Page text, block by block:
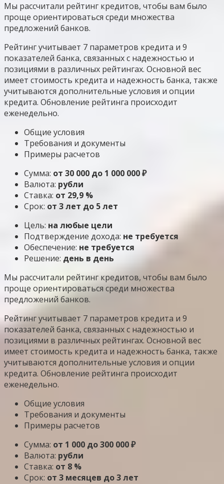
Мы рассчитали рейтинг кредитов, чтобы вам было
проще ориентироваться среди множества
предложений банков.
Рейтинг учитывает 7 параметров кредита и 9
показателей банка, связанных с надежностью и
позициями в различных рейтингах. Основной вес
имеет стоимость кредита и надежность банка, также
учитываются дополнительные условия и опции
кредита. Обновление рейтинга происходит
еженедельно.
Общие условия
Требования и документы
Примеры расчетов
Сумма: от 30 000 до 1 000 000 ₽
Валюта: рубли
Ставка: от 29,9 %
Срок: от 3 лет до 5 лет
Цель: на любые цели
Подтверждение дохода: не требуется
Обеспечение: не требуется
Решение: день в день
Мы рассчитали рейтинг кредитов, чтобы вам было
проще ориентироваться среди множества
предложений банков.
Рейтинг учитывает 7 параметров кредита и 9
показателей банка, связанных с надежностью и
позициями в различных рейтингах. Основной вес
имеет стоимость кредита и надежность банка, также
учитываются дополнительные условия и опции
кредита. Обновление рейтинга происходит
еженедельно.
Общие условия
Требования и документы
Примеры расчетов
Сумма: от 1 000 до 300 000 ₽
Валюта: рубли
Ставка: от 8 %
Срок: от 3 месяцев до 3 лет